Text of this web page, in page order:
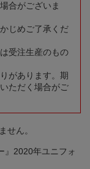
合がございま
じめご了承くだ
受注生産のもの
があります。期
ただく場合がご
せん。
』2020年ユニフォ